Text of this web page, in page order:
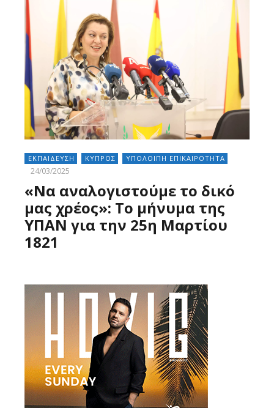
ΕΚΠΑΙΔΕΥΣΗ ΚΥΠΡΟΣ ΥΠΟΛΟΙΠΗ ΕΠΙΚΑΙΡΟΤΗΤΑ
24/03/2025
«Να αναλογιστούμε το δικό
μας χρέος»: Το μήνυμα της
ΥΠΑΝ για την 25η Μαρτίου
1821